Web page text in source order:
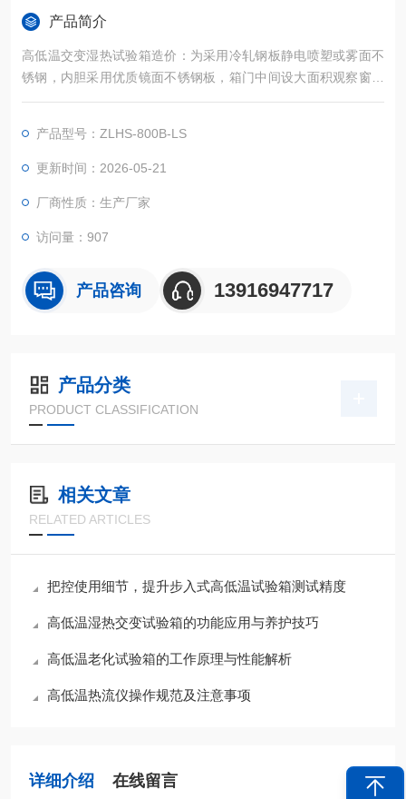
产品简介
高低温交变湿热试验箱造价：为采用冷轧钢板静电喷塑或雾面不
锈钢，内胆采用优质镜面不锈钢板，箱门中间设大面积观察窗，
并配有观察灯，使用户可以清晰地看到试样的试验情况。外型整
产品型号：ZLHS-800B-LS
更新时间：2026-05-21
厂商性质：生产厂家
访问量：907
产品咨询 13916947717
产品分类
PRODUCT CLASSIFICATION
相关文章
RELATED ARTICLES
把控使用细节，提升步入式高低温试验箱测试精度
高低温湿热交变试验箱的功能应用与养护技巧
高低温老化试验箱的工作原理与性能解析
高低温热流仪操作规范及注意事项
详细介绍 在线留言